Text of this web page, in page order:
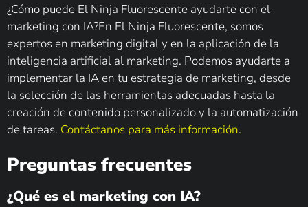
¿Cómo puede El Ninja Fluorescente ayudarte con el
marketing con IA?En El Ninja Fluorescente, somos
expertos en marketing digital y en la aplicación de la
inteligencia artificial al marketing. Podemos ayudarte a
implementar la IA en tu estrategia de marketing, desde
la selección de las herramientas adecuadas hasta la
creación de contenido personalizado y la automatización
de tareas. Contáctanos para más información.
Preguntas frecuentes
¿Qué es el marketing con IA?